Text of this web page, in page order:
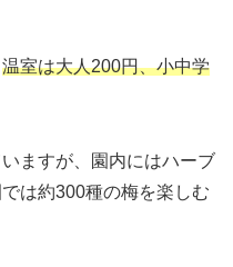
温室は大人200円、小中学
ますが、園内にはハーブ
は約300種の梅を楽しむ